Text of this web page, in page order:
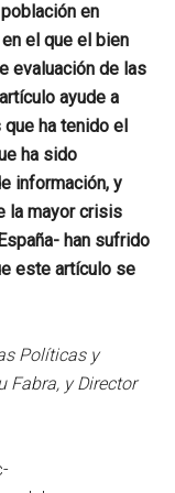
en
el que el bien
evaluación de las
ayude a
ha tenido el
ha sido
información, y
la mayor crisis
han sufrido
este artículo se
Políticas y
Fabra, y Director